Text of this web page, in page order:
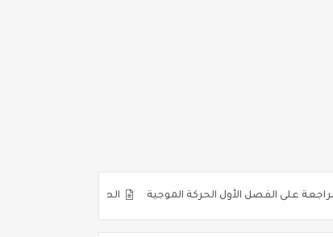
الصف الثالث الثانوى 2025: حل أسئلة على توصيل المقاومات (جزء 4 من 4 )